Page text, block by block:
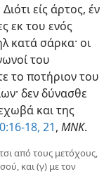
είς άρτος, έν
εκ του ενός
κατά σάρκα· οι
του
το ποτήριον του
δεν δύνασθε
και της
18, 21, ΜΝΚ.
από τους μετόχους,
και (γ) με τον